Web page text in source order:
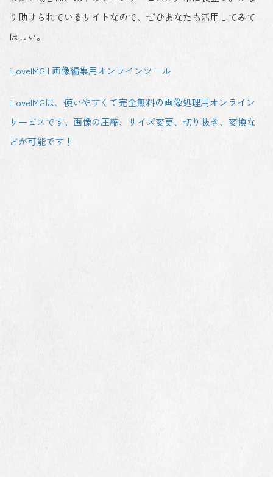
り助けられているサイトなので、ぜひあなたも活用してみて
ほしい。
iLoveIMG | 画像編集用オンラインツール
iLoveIMGは、使いやすくて完全無料の画像処理用オンライン
サービスです。画像の圧縮、サイズ変更、切り抜き、変換な
どが可能です！